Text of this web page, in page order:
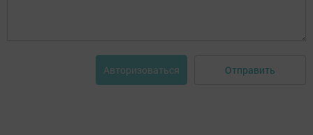
Авторизоваться Отправить